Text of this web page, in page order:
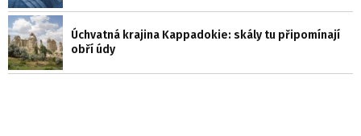
Úchvatná krajina Kappadokie: skály tu připomínají
obří údy